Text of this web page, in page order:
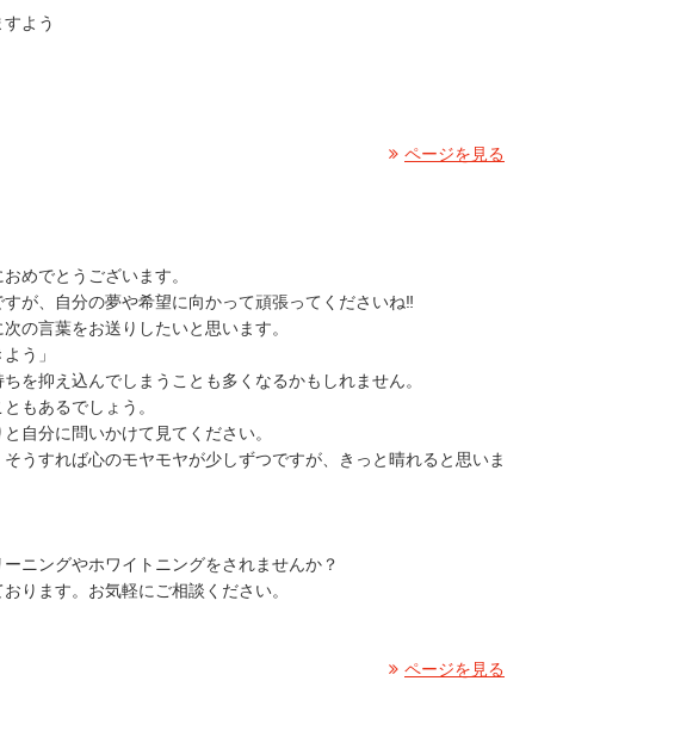
よう
ページを見る
めでとうございます。
が、自分の夢や希望に向かって頑張ってくださいね‼
の言葉をお送りしたいと思います。
う」
を抑え込んでしまうことも多くなるかもしれません。
もあるでしょう。
自分に問いかけて見てください。
うすれば心のモヤモヤが少しずつですが、きっと晴れると思いま
ニングやホワイトニングをされませんか？
ります。お気軽にご相談ください。
ページを見る